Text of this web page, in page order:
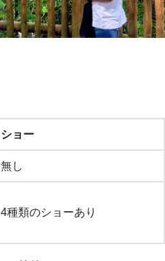
ショー
無し
4種類のショーあり